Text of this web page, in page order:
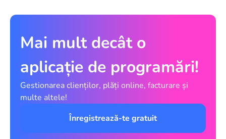
Mai mult decât o
aplicație de programări!
Gestionarea clienților, plăți online, facturare și
multe altele!
Înregistrează-te gratuit